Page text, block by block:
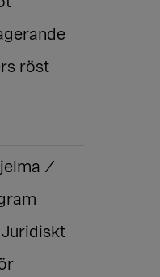
röst
/
Juridiskt